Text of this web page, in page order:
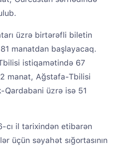
üzrə birtərəfli biletin
manatdan başlayacaq.
istiqamətində 67
manat, Ağstafa-Tbilisi
Qardabani üzrə isə 51
cı il tarixindən etibarən
üçün səyahət sığortasının